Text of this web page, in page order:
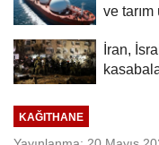
ve tarım
İran,
KAĞITHANE